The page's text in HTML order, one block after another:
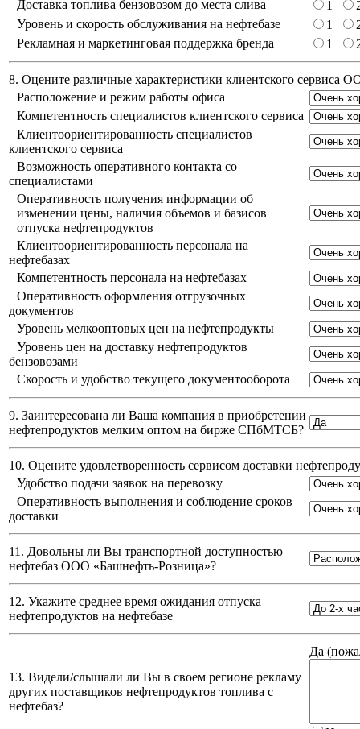
Доставка топлива бензовозом до места слива 1
Уровень и скорость обслуживания на нефтебазе
1
Рекламная и маркетинговая поддержка бренда
1
8. Оцените различные характеристики клиентского сервиса
Расположение и режим работы офиса
Компетентность специалистов клиентского сервиса
Клиентоориентированность специалистов
клиентского сервиса
Возможность оперативного контакта со
специалистами
Оперативность получения информации об
изменении цены, наличия объемов и базисов
отпуска нефтепродуктов
Клиентоориентированность персонала на
нефтебазах
Компетентность персонала на нефтебазах
Оперативность оформления отгрузочных
документов
Уровень мелкооптовых цен на нефтепродукты
Уровень цен на доставку нефтепродуктов
бензовозами
Скорость и удобство текущего документооборота
9. Заинтересована ли Ваша компания в приобретении
нефтепродуктов мелким оптом на бирже СПбМТСБ?
10. Оцените удовлетворенность сервисом доставки
Удобство подачи заявок на перевозку
Оперативность выполнения и соблюдение сроков
доставки
11. Довольны ли Вы транспортной доступностью
нефтебаз ООО «Башнефть-Розница»?
12. Укажите среднее время ожидания отпуска
нефтепродуктов на нефтебазе
13. Видели/слышали ли Вы в своем регионе рекламу
других поставщиков нефтепродуктов топлива с
нефтебаз?
Да (